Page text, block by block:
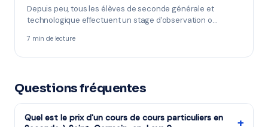
Depuis peu, tous les élèves de seconde générale et
technologique effectuent un stage d'observation o…
7 min de lecture
Questions fréquentes
Quel est le prix d'un cours de cours particuliers en
+